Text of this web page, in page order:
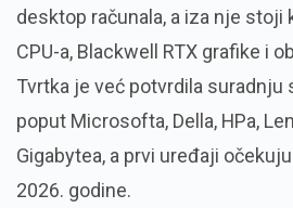
desktop računala, a iza nje stoji
CPU-a, Blackwell RTX grafike i
Tvrtka je već potvrdila suradnju
poput Microsofta, Della, HPa,
Gigabytea, a prvi uređaji
2026. godine.